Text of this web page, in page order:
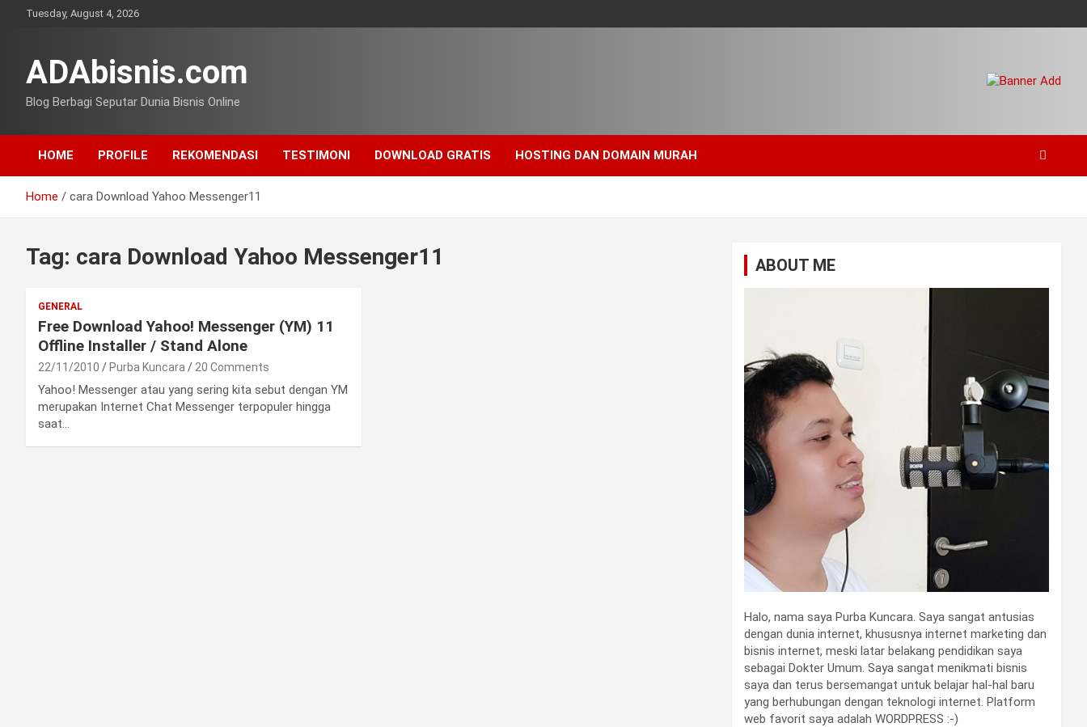
Tuesday, August 4, 2026
ADAbisnis.com
Blog Berbagi Seputar Dunia Bisnis Online
HOME PROFILE REKOMENDASI TESTIMONI DOWNLOAD GRATIS HOSTING DAN DOMAIN MURAH
Home cara Download Yahoo Messenger11
Tag: cara Download Yahoo Messenger11
GENERAL
Free Download Yahoo! Messenger (YM) 11
Offline Installer / Stand Alone
22/11/2010 Purba Kuncara 20 Comments
Yahoo! Messenger atau yang sering kita sebut dengan YM
merupakan Internet Chat Messenger terpopuler hingga
saat…
ABOUT ME
Halo, nama saya Purba Kuncara. Saya sangat antusias
dengan dunia internet, khususnya internet marketing dan
bisnis internet, meski latar belakang pendidikan saya
sebagai Dokter Umum. Saya sangat menikmati bisnis
saya dan terus bersemangat untuk belajar hal-hal baru
yang berhubungan dengan teknologi internet. Platform
web favorit saya adalah WORDPRESS :-)